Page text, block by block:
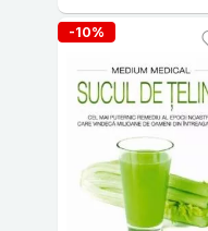
-10%